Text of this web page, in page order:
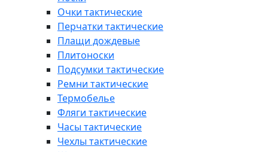
Очки тактические
Перчатки тактические
Плащи дождевые
Плитоноски
Подсумки тактические
Ремни тактические
Термобелье
Фляги тактические
Часы тактические
Чехлы тактические